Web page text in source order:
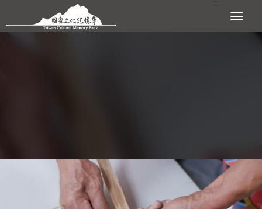
跳到主要內容區塊 展開選單